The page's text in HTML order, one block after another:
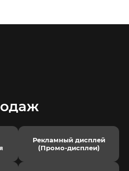
Рекламный дисплей
(Промо-дисплеи)